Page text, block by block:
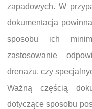
zapadowych. W
dokumentacja
sposobu ich
zastosowanie
drenażu, czy
Ważną częścią
dotyczące sposobu